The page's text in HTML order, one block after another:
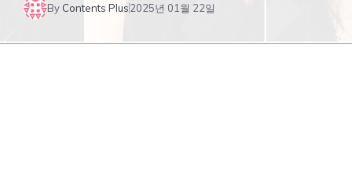
By Contents Plus2025년 01월 22일